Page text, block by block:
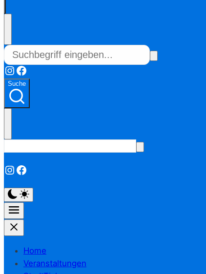
Instagram
Facebook
Suche
Instagram
Facebook
Home
Veranstaltungen